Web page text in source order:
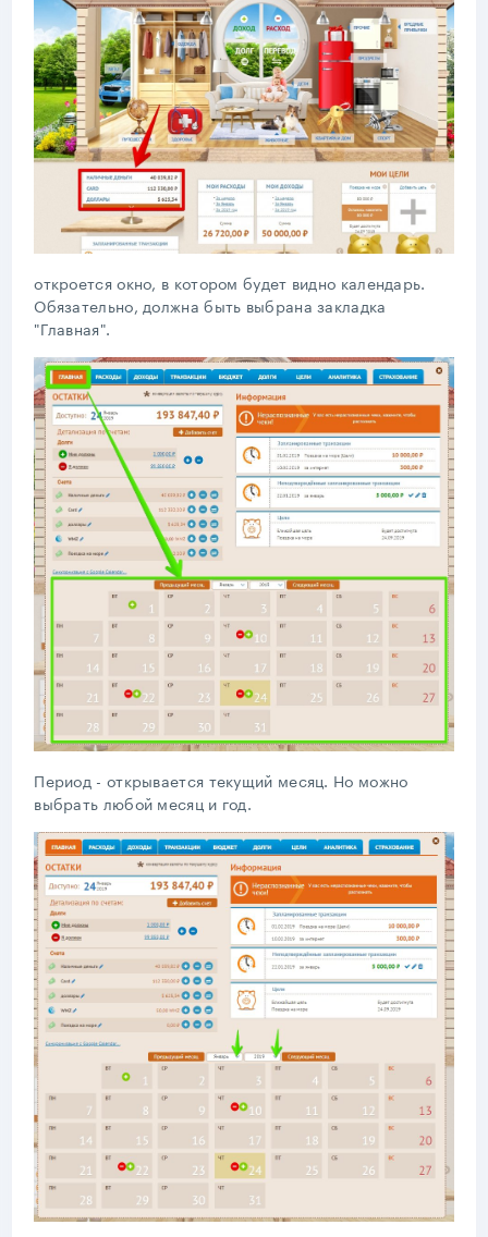
откроется окно, в котором будет видно календарь.
Обязательно, должна быть выбрана закладка
"Главная".
Период - открывается текущий месяц. Но можно
выбрать любой месяц и год.